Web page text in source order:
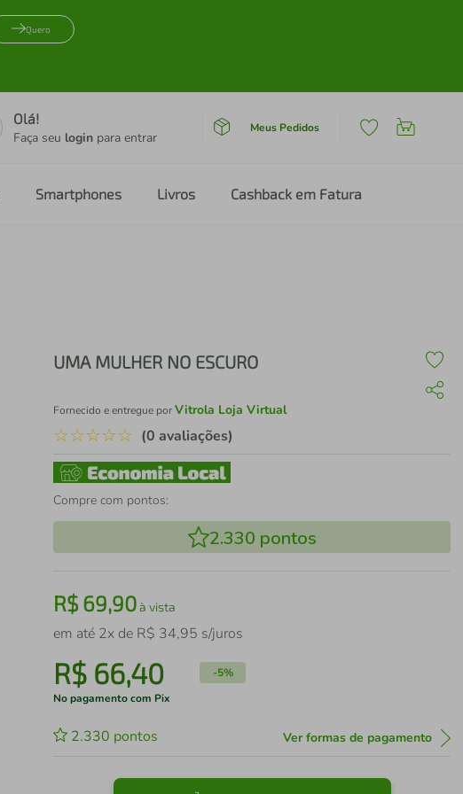
Quero
Olá!
Faça seu login para entrar
Meus Pedidos
Smartphones Livros Cashback em Fatura
UMA MULHER NO ESCURO
Fornecido e entregue porVitrola Loja Virtual
☆☆☆☆☆ (0 avaliações)
Compre com pontos:
2.330 pontos
R$69,90à vista
em até 2x de R$ 34,95 s/juros
R$ 66,40 -5%
No pagamento com Pix
2.330 pontos Ver formas de pagamento